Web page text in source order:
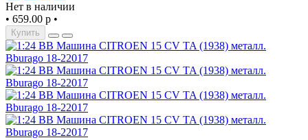
Нет в наличии
• 659.00 р •
Купить